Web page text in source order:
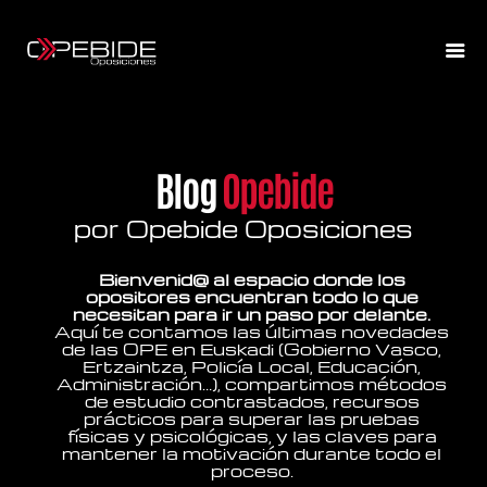
BlogOpebide
por Opebide Oposiciones
Bienvenid@ al espacio donde los
opositores encuentran todo lo que
necesitan para ir un paso por delante.
Aquí te contamos las últimas novedades
de las OPE en Euskadi (Gobierno Vasco,
Ertzaintza, Policía Local, Educación,
Administración…), compartimos métodos
de estudio contrastados, recursos
prácticos para superar las pruebas
físicas y psicológicas, y las claves para
mantener la motivación durante todo el
proceso.